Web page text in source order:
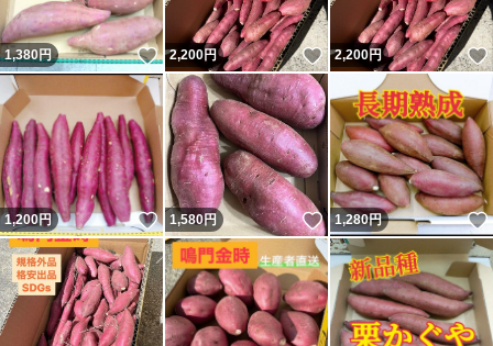
1,380円 いいね！
2,200円 いいね！
2,200円
1,200円 いいね！
1,580円 いいね！
1,280円